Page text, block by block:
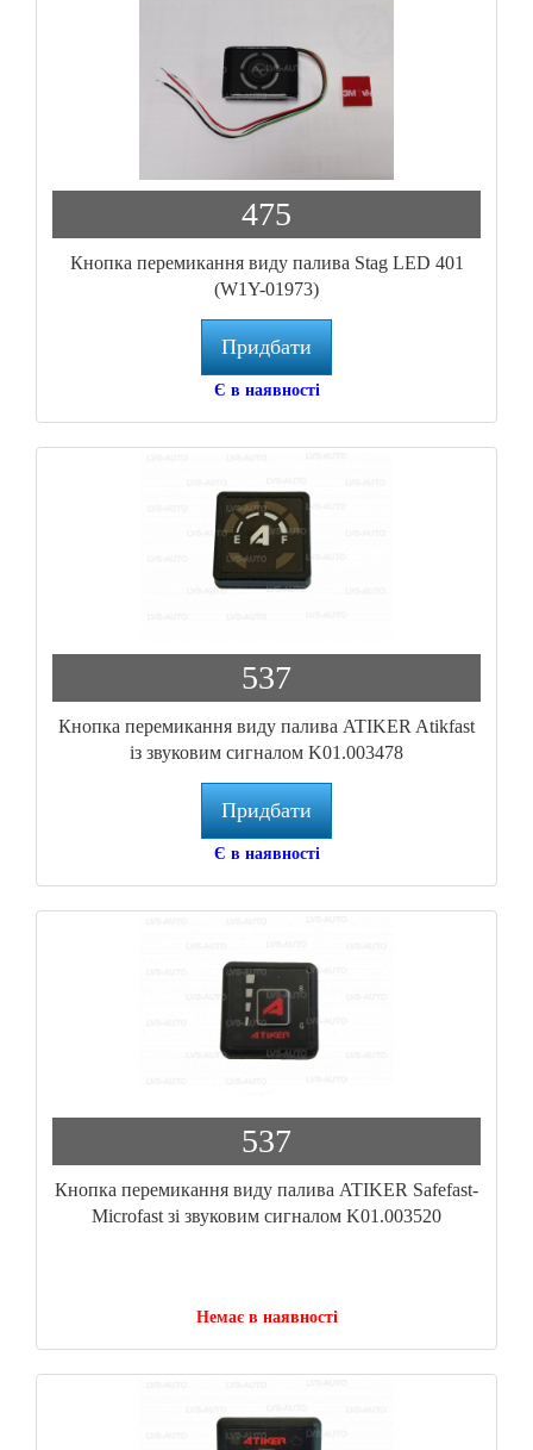
475
Кнопка перемикання виду палива Stag LED 401
(W1Y-01973)
Придбати
Є в наявності
537
Кнопка перемикання виду палива ATIKER Atikfast
із звуковим сигналом K01.003478
Придбати
Є в наявності
537
Кнопка перемикання виду палива ATIKER Safefast-
Microfast зі звуковим сигналом K01.003520
Немає в наявності